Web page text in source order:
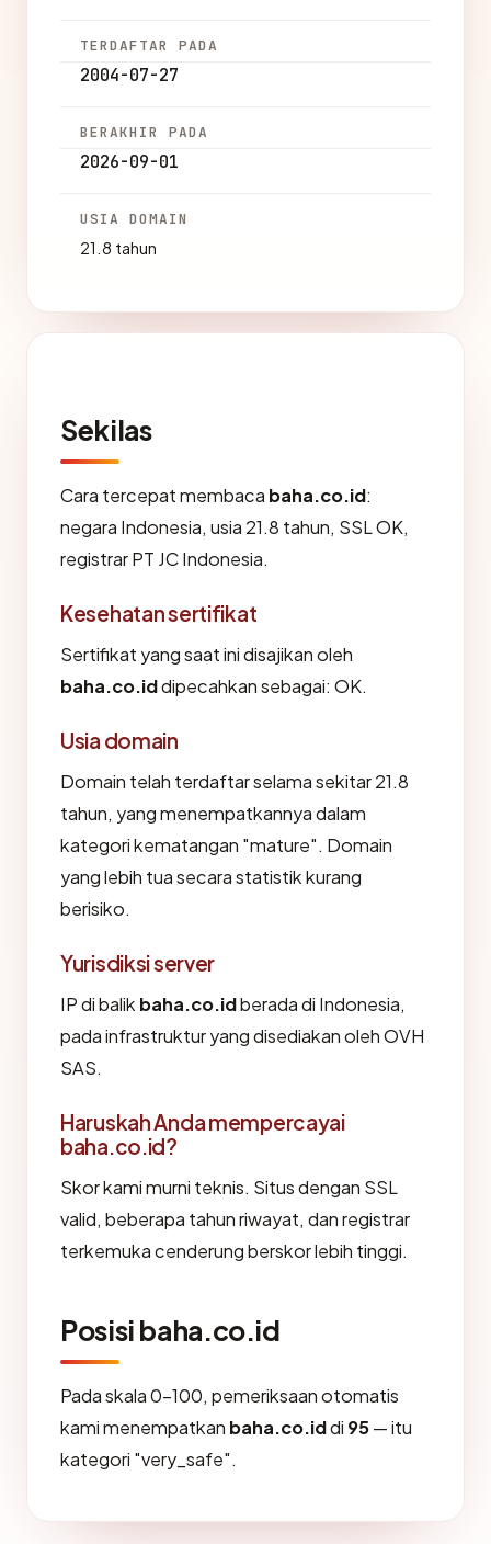
TERDAFTAR PADA
2004-07-27
BERAKHIR PADA
2026-09-01
USIA DOMAIN
21.8 tahun
Sekilas
Cara tercepat membaca baha.co.id:
negara Indonesia, usia 21.8 tahun, SSL OK,
registrar PT JC Indonesia.
Kesehatan sertifikat
Sertifikat yang saat ini disajikan oleh
baha.co.iddipecahkan sebagai: OK.
Usia domain
Domain telah terdaftar selama sekitar 21.8
tahun, yang menempatkannya dalam
kategori kematangan "mature". Domain
yang lebih tua secara statistik kurang
berisiko.
Yurisdiksi server
IP di balik baha.co.idberada di Indonesia,
pada infrastruktur yang disediakan oleh OVH
SAS.
Haruskah Anda mempercayai
baha.co.id?
Skor kami murni teknis. Situs dengan SSL
valid, beberapa tahun riwayat, dan registrar
terkemuka cenderung berskor lebih tinggi.
Posisi baha.co.id
Pada skala 0-100, pemeriksaan otomatis
kami menempatkan baha.co.iddi 95— itu
kategori "very_safe".